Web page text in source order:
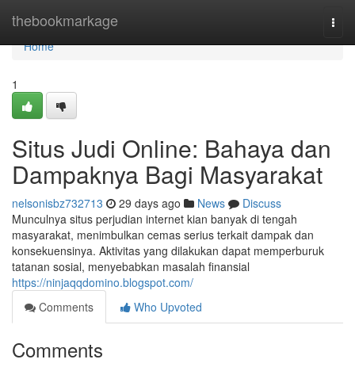
thebookmarkage
Home
Home
1
Situs Judi Online: Bahaya dan
Dampaknya Bagi Masyarakat
nelsonisbz732713 29 days ago News
Discuss
Munculnya situs perjudian internet kian banyak di tengah
masyarakat, menimbulkan cemas serius terkait dampak dan
konsekuensinya. Aktivitas yang dilakukan dapat memperburuk
tatanan sosial, menyebabkan masalah finansial
https://ninjaqqdomino.blogspot.com/
Comments
Who Upvoted
Comments